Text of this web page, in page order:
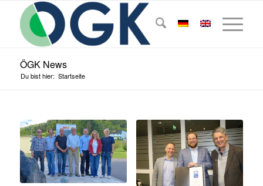
ÖGK News
Du bist hier: Startseite